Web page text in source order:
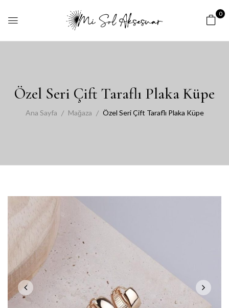
0
Özel Seri Çift Taraflı Plaka Küpe
Ana Sayfa Mağaza Özel Seri Çift Taraflı Plaka Küpe